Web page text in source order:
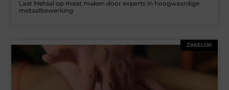
Laat Metaal op maat maken door experts in hoogwaardige
metaalbewerking
ZAKELIJK